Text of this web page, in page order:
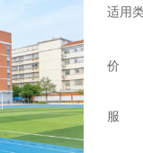
适用
价
服